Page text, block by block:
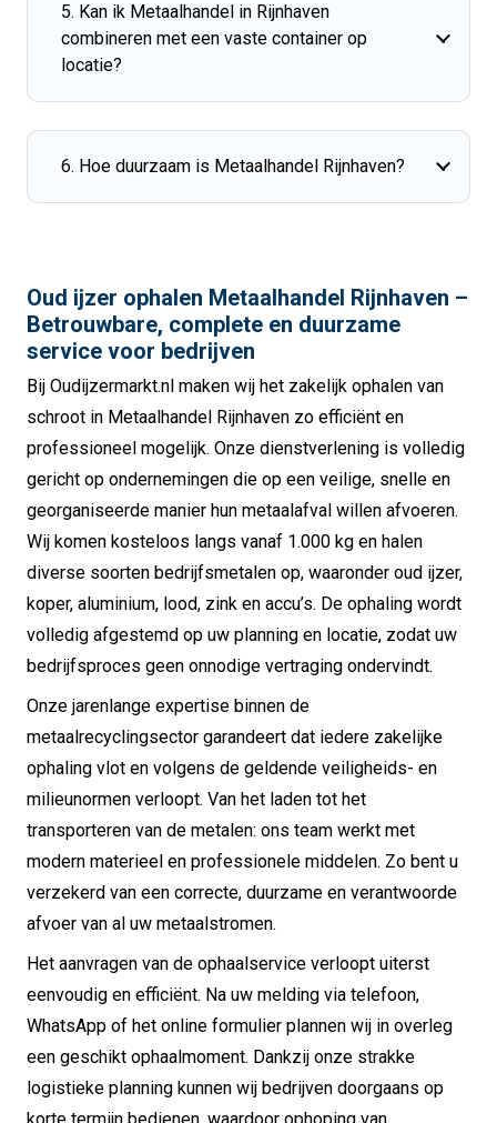
5. Kan ik Metaalhandel in Rijnhaven
combineren met een vaste container op
locatie?
6. Hoe duurzaam is Metaalhandel Rijnhaven?
Oud ijzer ophalen Metaalhandel Rijnhaven –
Betrouwbare, complete en duurzame
service voor bedrijven
Bij Oudijzermarkt.nl maken wij het zakelijk ophalen van
schroot in Metaalhandel Rijnhaven zo efficiënt en
professioneel mogelijk. Onze dienstverlening is volledig
gericht op ondernemingen die op een veilige, snelle en
georganiseerde manier hun metaalafval willen afvoeren.
Wij komen kosteloos langs vanaf 1.000 kg en halen
diverse soorten bedrijfsmetalen op, waaronder oud ijzer,
koper, aluminium, lood, zink en accu’s. De ophaling wordt
volledig afgestemd op uw planning en locatie, zodat uw
bedrijfsproces geen onnodige vertraging ondervindt.
Onze jarenlange expertise binnen de
metaalrecyclingsector garandeert dat iedere zakelijke
ophaling vlot en volgens de geldende veiligheids- en
milieunormen verloopt. Van het laden tot het
transporteren van de metalen: ons team werkt met
modern materieel en professionele middelen. Zo bent u
verzekerd van een correcte, duurzame en verantwoorde
afvoer van al uw metaalstromen.
Het aanvragen van de ophaalservice verloopt uiterst
eenvoudig en efficiënt. Na uw melding via telefoon,
WhatsApp of het online formulier plannen wij in overleg
een geschikt ophaalmoment. Dankzij onze strakke
logistieke planning kunnen wij bedrijven doorgaans op